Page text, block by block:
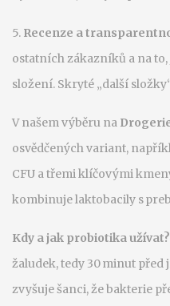
5. Recenze a
ostatních zákazníků a na
složení. Skryté „další
V našem výběru na
osvědčených variant,
CFU a třemi klíčovými
kombinuje laktobacily s
Kdy a jak probiotika užívat?
žaludek, tedy 30 minut před
zvyšuje šanci, že bakterie